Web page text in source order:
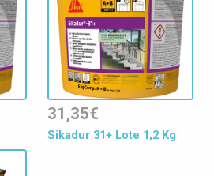
31,35€
Sikadur 31+ Lote 1,2 Kg